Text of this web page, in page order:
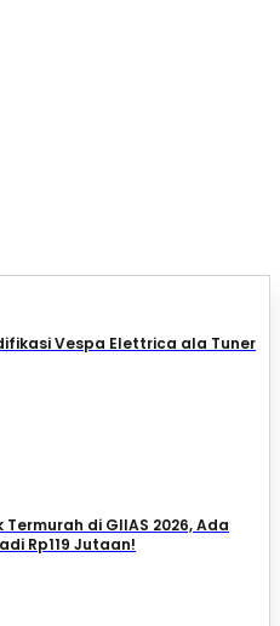
Vespa Elettrica ala Tuner
Termurah di GIIAS 2026, Ada
Rp119 Jutaan!